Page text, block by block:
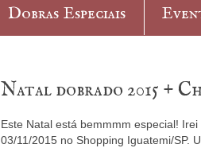
Dobras Especiais
Natal dobrado 2015 +
Este Natal está bemmmm especial!
03/11/2015 no Shopping Iguatemi/SP.